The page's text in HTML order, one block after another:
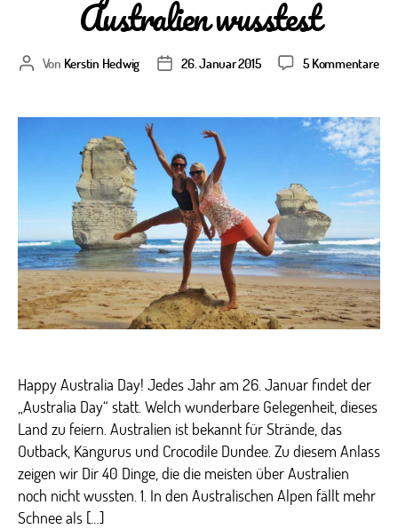
Australien wusstest
Beitragsautor
Von Kerstin Hedwig Veröffentlichungsdatum
26. Januar 2015 5 Kommentarezu
40
Du
Happy Australia Day! Jedes Jahr am 26. Januar findet der
„Australia Day“ statt. Welch wunderbare Gelegenheit, dieses
Land zu feiern. Australien ist bekannt für Strände, das
Outback, Kängurus und Crocodile Dundee. Zu diesem Anlass
zeigen wir Dir 40 Dinge, die die meisten über Australien
noch nicht wussten. 1. In den Australischen Alpen fällt mehr
Schnee als […]